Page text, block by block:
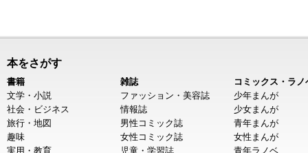
本をさがす
書籍
文学・小説
社会・ビジネス
旅行・地図
趣味
実用・教育
雑誌
ファッション・美容誌
情報誌
男性コミック誌
女性コミック誌
児童・学習誌
コミックス・ラノ
少年まんが
少女まんが
青年まんが
女性まんが
青年ラノベ